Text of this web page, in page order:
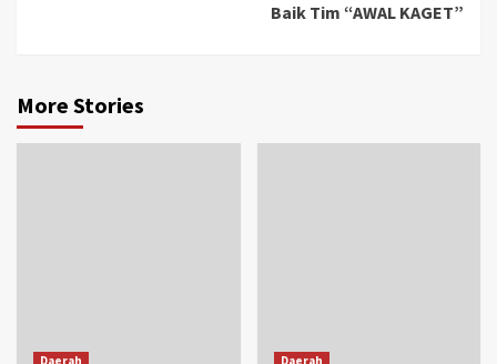
Baik Tim “AWAL KAGET”
More Stories
Daerah Daerah